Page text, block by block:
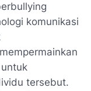
komunikasi
tersebut.